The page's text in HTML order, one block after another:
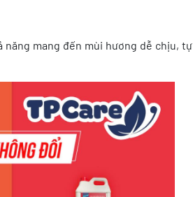
năng mang đến mùi hương dễ chịu, tự